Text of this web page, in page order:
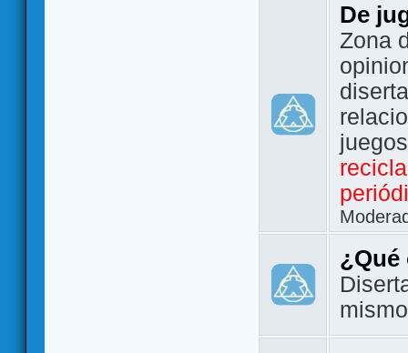
De
Zona
¿Qué